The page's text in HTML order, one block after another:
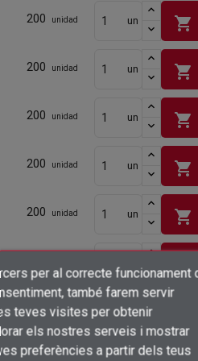
de desitjos×
de desitjos ×
productes a la vostra llista de desitjos.
per al correcte funcionament
també farem servir
teves visites per obtenir
els nostres serveis i mostrar
preferències a partir dels teus
200 unidad un shopping_cart
200 unidad un shopping_cart
200 unidad un shopping_cart
200 unidad un shopping_cart
200 unidad un shopping_cart
shopping_cart
200 unidad un
200